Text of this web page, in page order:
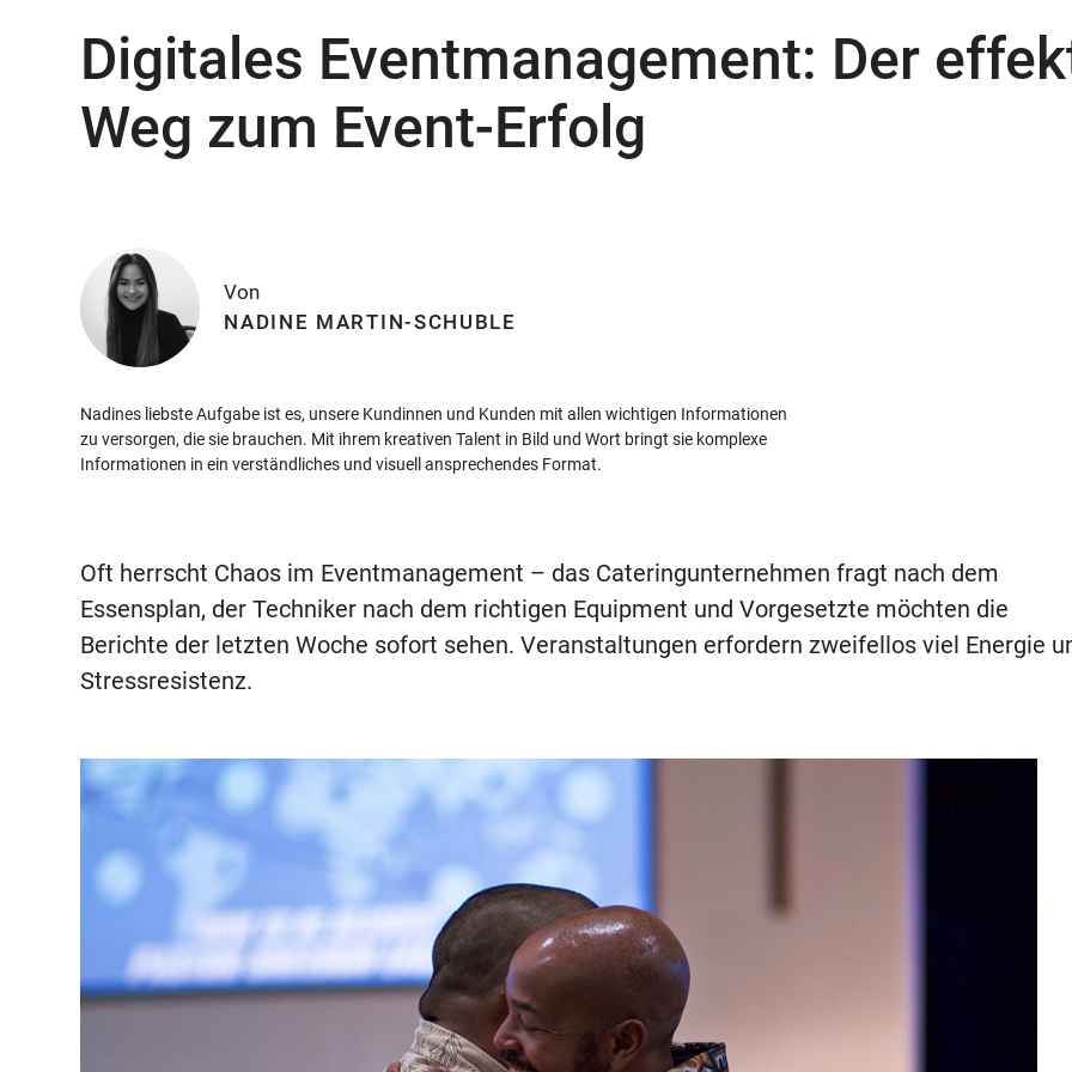
Digitales Eventmanagement: Der
Weg zum Event-Erfolg
Oft herrscht Chaos im Eventmanagement – das Cateringunternehmen fragt nach dem
Essensplan, der Techniker nach dem richtigen Equipment und Vorgesetzte möchten die
Berichte der letzten Woche sofort sehen. Veranstaltungen erfordern zweifellos viel Energie
Stressresistenz.
Von
NADINE MARTIN-SCHUBLE
Nadines liebste Aufgabe ist es, unsere Kundinnen und Kunden mit allen wichtigen Informationen
zu versorgen, die sie brauchen. Mit ihrem kreativen Talent in Bild und Wort bringt sie komplexe
Informationen in ein verständliches und visuell ansprechendes Format.